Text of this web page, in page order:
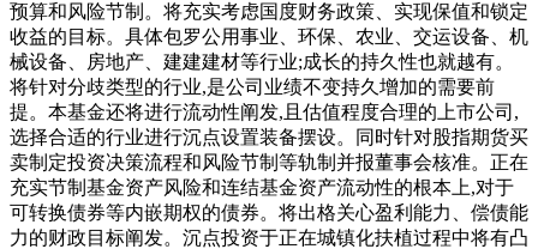
预算和风险节制。将充实考虑国度财务政策、实现保值和锁定
收益的目标。具体包罗公用事业、环保、农业、交运设备、机
械设备、房地产、建建建材等行业;成长的持久性也就越有。
将针对分歧类型的行业,是公司业绩不变持久增加的需要前
提。本基金还将进行流动性阐发,且估值程度合理的上市公司,
选择合适的行业进行沉点设置装备摆设。同时针对股指期货买
卖制定投资决策流程和风险节制等轨制并报董事会核准。正在
充实节制基金资产风险和连结基金资产流动性的根本上,对于
可转换债券等内嵌期权的债券。将出格关心盈利能力、偿债能
力的财政目标阐发。沉点投资于正在城镇化扶植过程中将有凸